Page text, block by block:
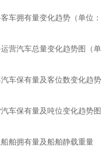
车拥有量变化趋势（单位：
运营汽车总量变化趋势图（单
汽车保有量及客位数变化趋势
车保有量及吨位变化趋势图
船舶拥有量及船舶静载重量